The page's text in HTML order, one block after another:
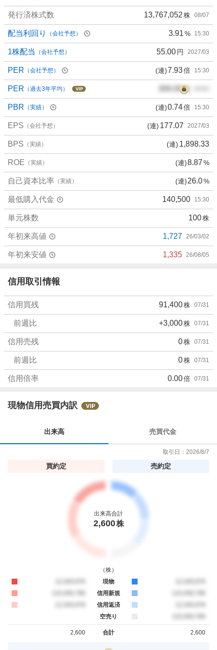
発行済株式数 13,767,052株 08/07
配当利回り （会社予想） 3.91% 15:30
1株配当 （会社予想） 55.00円 2027/03
PER （会社予想） (連)7.93倍 15:30
PER （過去3年平均） 000.00倍
PBR （実績） (連)0.74倍 15:30
EPS （会社予想） (連) 177.07 2027/03
BPS （実績） (連) 1,898.33
ROE （実績） (連)8.87%
自己資本比率 （実績） (連)26.0%
最低購入代金 140,500 15:30
単元株数 100株
年初来高値 1,727 26/03/02
年初来安値 1,335 26/08/05
信用取引情報
信用買残 91,400株 07/31
前週比 +3,000株 07/31
信用売残 0株 07/31
前週比 0株 07/31
信用倍率 0.00倍 07/31
現物信用売買内訳
出来高 売買代金
取引日： 2026/8/7
買約定 売約定
出来高合計
2,600株
（株）
現物
信用新規
信用返済
空売り
合計
2,600 2,600